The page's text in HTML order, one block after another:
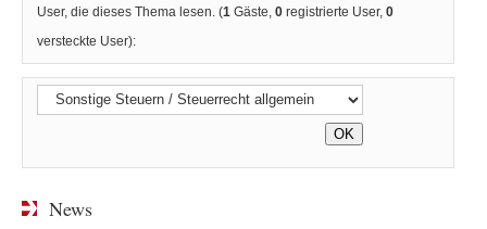
User, die dieses Thema lesen. (1 Gäste,0 registrierte User,0
versteckte User):
News